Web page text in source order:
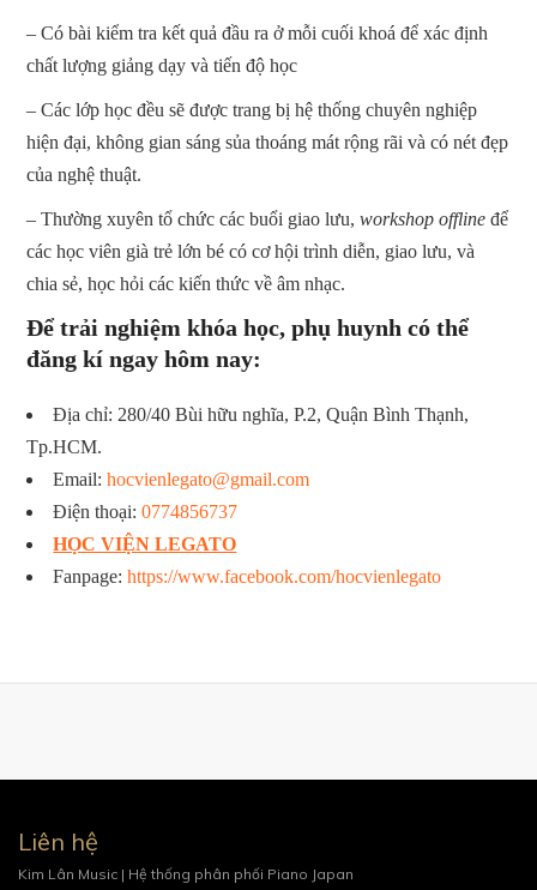
– Có bài kiểm tra kết quả đầu ra ở mỗi cuối khoá để xác định
chất lượng giảng dạy và tiến độ học
– Các lớp học đều sẽ được trang bị hệ thống chuyên nghiệp
hiện đại, không gian sáng sủa thoáng mát rộng rãi và có nét đẹp
của nghệ thuật.
– Thường xuyên tổ chức các buổi giao lưu,workshop offline để
các học viên già trẻ lớn bé có cơ hội trình diễn, giao lưu, và
chia sẻ, học hỏi các kiến thức về âm nhạc.
Để trải nghiệm khóa học, phụ huynh có thể
đăng kí ngay hôm nay:
Địa chỉ: 280/40 Bùi hữu nghĩa, P.2, Quận Bình Thạnh,
Tp.HCM.
Email:hocvienlegato@gmail.com
Điện thoại:0774856737
HỌC VIỆN LEGATO
Fanpage:https://www.facebook.com/hocvienlegato
Liên hệ
Kim Lân Music | Hệ thống phân phối Piano Japan